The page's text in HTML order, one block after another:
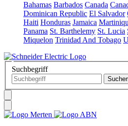
Bahamas Barbados Canada
Dominican Republic El Salvador
Haiti Honduras Jamaica
Panama St. Barthelemy St. Lucia
Miquelon Trinidad And Tobago
Suchbegriff